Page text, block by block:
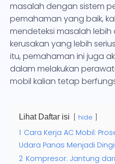
masalah dengan sistem
pemahaman yang baik,
mendeteksi masalah
kerusakan yang lebih
itu, pemahaman ini juga
dalam melakukan
mobil kalian tetap
Lihat Daftar isi hide
1 Cara Kerja AC Mobil:
Udara Panas Menjadi
2 Kompresor: Jantung